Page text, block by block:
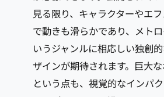
見る限り、キャラクターやエ
で動きも滑らかであり、メト
いうジャンルに相応しい独創
ザインが期待されます。巨大
という点も、視覚的なインパ